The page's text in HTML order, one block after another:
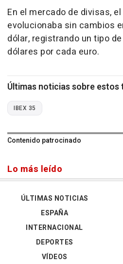
En el mercado de divisas,
evolucionaba sin cambios
dólar, registrando un tipo
dólares por cada euro.
Últimas noticias sobre estos
IBEX 35
Contenido patrocinado
Lo más leído
ÚLTIMAS NOTICIAS
ESPAÑA
INTERNACIONAL
DEPORTES
VÍDEOS